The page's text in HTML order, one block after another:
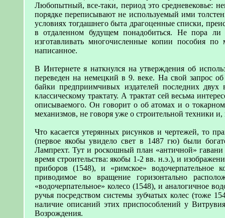
Любопытный, все-таки, период это средневековье:
порядке переписывают не используемый ими
условиях тогдашнего быта драгоценные списки,
в отдаленном будущем понадобиться. Не пора ли
изготавливать многочисленные копии пособия
написанное.
В Интернете я наткнулся на утверждения об
переведен на немецкий в 9. веке. На свой запрос
байки предприимчивых издателей последних
классическому трактату. А трактат сей весьма
описываемого. Он говорит о об атомах и о
механизмов, не говоря уже о строительной техники и,
Что касается утерянных рисунков и чертежей, то
(первое якобы увидело свет в 1487 гю) были
Лампрехт. Тут и роскошный план «античной»
время строительства: якобы 1-2 вв. н.э.), и
приборов (1548), и «римское»
приводимое во вращение горизонтально
«водочерпательное» колесо (1548), и аналогичное
ручья посредством системы зубчатых колес (тоже
наличие описаний этих приспособлений у
Возрождения.